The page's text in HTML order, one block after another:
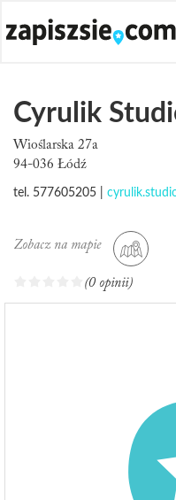
Cyrulik
Wioślarska 27a
94-036 Łódź
tel. 577605205 |
Zobacz na mapie
(0 opinii)